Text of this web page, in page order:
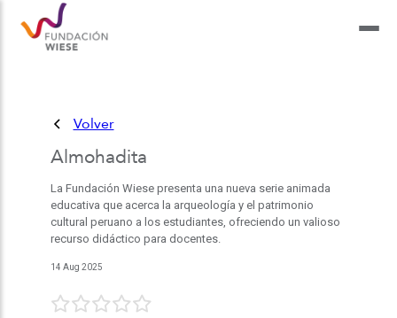
Volver
Almohadita
La Fundación Wiese presenta una nueva serie animada
educativa que acerca la arqueología y el patrimonio
cultural peruano a los estudiantes, ofreciendo un valioso
recurso didáctico para docentes.
14 Aug 2025